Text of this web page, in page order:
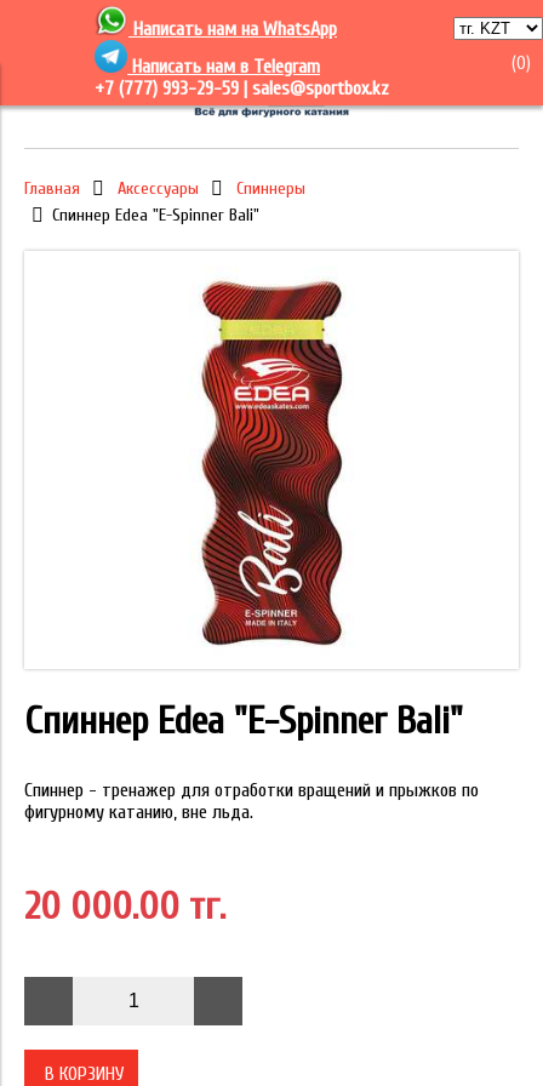
Написать нам на WhatsApp
Написать нам в Telegram
+7 (777) 993-29-59 | sales@sportbox.kz
(0)
Главная Аксессуары
Спиннеры
Спиннер Edea "E-Spinner Bali"
Спиннер Edea "E-Spinner Bali"
Спиннер - тренажер для отработки вращений и прыжков по
фигурному катанию, вне льда.
20 000.00 тг.
В КОРЗИНУ